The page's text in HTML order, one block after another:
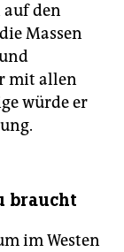
den
Massen
mit allen
würde er
braucht
im Westen